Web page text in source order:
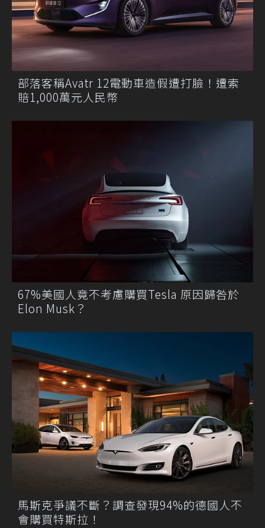
部落客稱Avatr 12電動車造假遭打臉！遭索
賠1,000萬元人民幣
67%美國人竟不考慮購買Tesla 原因歸咎於
Elon Musk？
馬斯克爭議不斷？調查發現94%的德國人不
會購買特斯拉！